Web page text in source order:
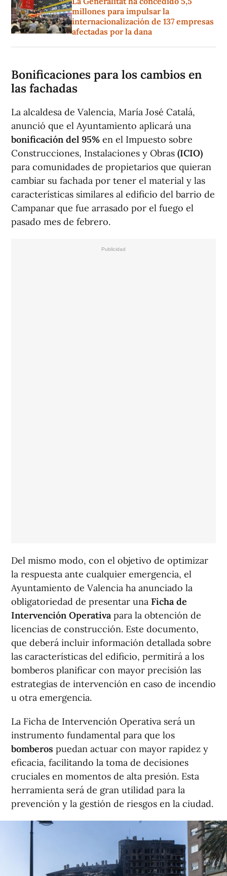
millones para impulsar la
internacionalización de 137 empresas
afectadas por la dana
Bonificaciones para los cambios en
las fachadas
La alcaldesa de Valencia, María José Catalá,
anunció que el Ayuntamiento aplicará una
bonificación del 95% en el Impuesto sobre
Construcciones, Instalaciones y Obras (ICIO)
para comunidades de propietarios que quieran
cambiar su fachada por tener el material y las
características similares al edificio del barrio de
Campanar que fue arrasado por el fuego el
pasado mes de febrero.
Del mismo modo, con el objetivo de optimizar
la respuesta ante cualquier emergencia, el
Ayuntamiento de Valencia ha anunciado la
obligatoriedad de presentar una Ficha de
Intervención Operativa para la obtención de
licencias de construcción. Este documento,
que deberá incluir información detallada sobre
las características del edificio, permitirá a los
bomberos planificar con mayor precisión las
estrategias de intervención en caso de incendio
u otra emergencia.
La Ficha de Intervención Operativa será un
instrumento fundamental para que los
bomberos puedan actuar con mayor rapidez y
eficacia, facilitando la toma de decisiones
cruciales en momentos de alta presión. Esta
herramienta será de gran utilidad para la
prevención y la gestión de riesgos en la ciudad.